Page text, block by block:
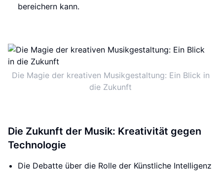
bereichern kann.
Die Magie der kreativen Musikgestaltung: Ein Blick in
die Zukunft
Die Zukunft der Musik: Kreativität gegen
Technologie
Die Debatte über die Rolle der Künstliche Intelligenz